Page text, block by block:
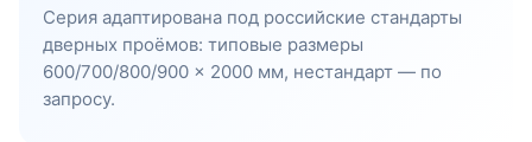
Серия адаптирована под российские стандарты
дверных проёмов: типовые размеры
600/700/800/900 × 2000 мм, нестандарт — по
запросу.